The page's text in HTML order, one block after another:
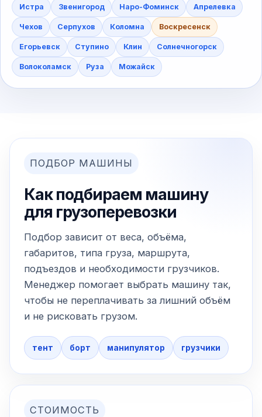
Истра Звенигород Наро-Фоминск Апрелевка
Чехов Серпухов Коломна Воскресенск
Егорьевск Ступино Клин Солнечногорск
Волоколамск Руза Можайск
ПОДБОР МАШИНЫ
Как подбираем машину
для грузоперевозки
Подбор зависит от веса, объёма,
габаритов, типа груза, маршрута,
подъездов и необходимости грузчиков.
Менеджер помогает выбрать машину так,
чтобы не переплачивать за лишний объём
и не рисковать грузом.
тент борт манипулятор грузчики
СТОИМОСТЬ